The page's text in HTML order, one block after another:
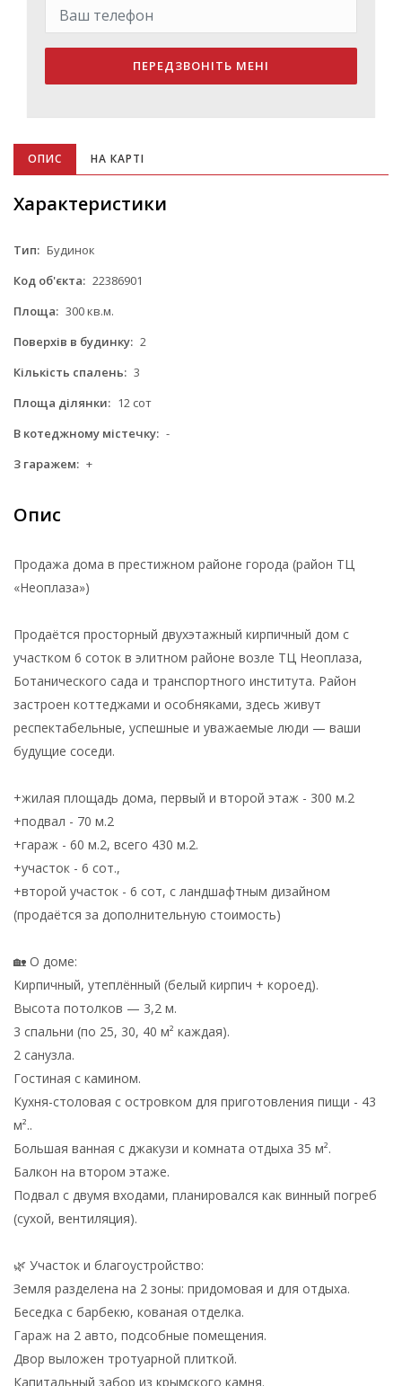
ПЕРЕДЗВОНІТЬ МЕНІ
ОПИС НА КАРТІ
Характеристики
Тип: Будинок
Код об'єкта: 22386901
Площа: 300 кв.м.
Поверхів в будинку: 2
Кількість спалень: 3
Площа ділянки: 12 сот
В котеджному містечку: -
З гаражем: +
Опис
Продажа дома в престижном районе города (район ТЦ
«Неоплаза»)
Продаётся просторный двухэтажный кирпичный дом с
участком 6 соток в элитном районе возле ТЦ Неоплаза,
Ботанического сада и транспортного института. Район
застроен коттеджами и особняками, здесь живут
респектабельные, успешные и уважаемые люди — ваши
будущие соседи.
+жилая площадь дома, первый и второй этаж - 300 м.2
+подвал - 70 м.2
+гараж - 60 м.2, всего 430 м.2.
+участок - 6 сот.,
+второй участок - 6 сот, с ландшафтным дизайном
(продаётся за дополнительную стоимость)
🏡 О доме:
Кирпичный, утеплённый (белый кирпич + короед).
Высота потолков — 3,2 м.
3 спальни (по 25, 30, 40 м² каждая).
2 санузла.
Гостиная с камином.
Кухня-столовая с островком для приготовления пищи - 43
м²..
Большая ванная с джакузи и комната отдыха 35 м².
Балкон на втором этаже.
Подвал с двумя входами, планировался как винный погреб
(сухой, вентиляция).
🌿 Участок и благоустройство:
Земля разделена на 2 зоны: придомовая и для отдыха.
Беседка с барбекю, кованая отделка.
Гараж на 2 авто, подсобные помещения.
Двор выложен тротуарной плиткой.
Капитальный забор из крымского камня.